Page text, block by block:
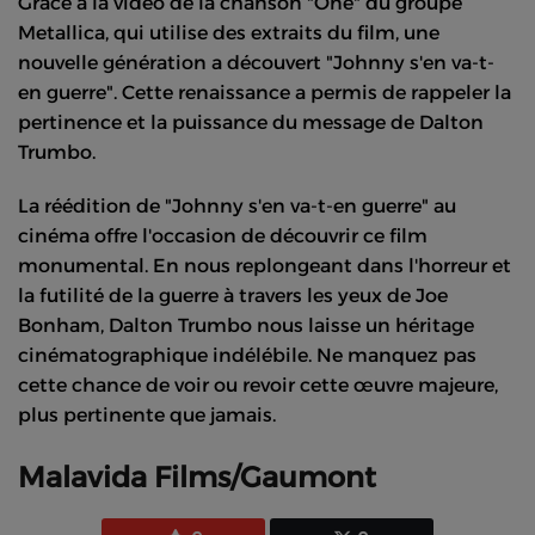
Metallica, qui utilise des extraits du film, une
nouvelle génération a découvert "Johnny s'en va-t-
en guerre". Cette renaissance a permis de rappeler la
pertinence et la puissance du message de Dalton
Trumbo.
La réédition de "Johnny s'en va-t-en guerre" au
cinéma offre l'occasion de découvrir ce film
monumental. En nous replongeant dans l'horreur et
la futilité de la guerre à travers les yeux de Joe
Bonham, Dalton Trumbo nous laisse un héritage
cinématographique indélébile. Ne manquez pas
cette chance de voir ou revoir cette œuvre majeure,
plus pertinente que jamais.
Malavida Films/Gaumont